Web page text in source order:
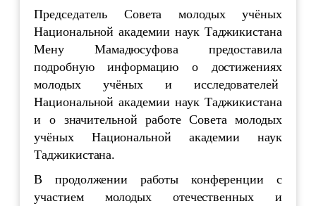
Председатель Совета молодых учёных
Национальной академии наук Таджикистана
Мену Мамадюсуфова предоставила
подробную информацию о достижениях
молодых учёных и исследователей
Национальной академии наук Таджикистана
и о значительной работе Совета молодых
учёных Национальной академии наук
Таджикистана.
В продолжении работы конференции с
участием молодых отечественных и